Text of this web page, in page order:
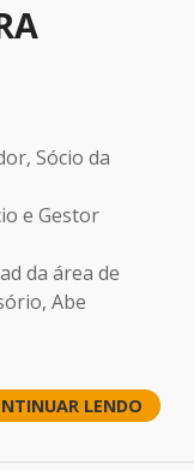
Sócio da
e Gestor
da área de
Abe
LENDO